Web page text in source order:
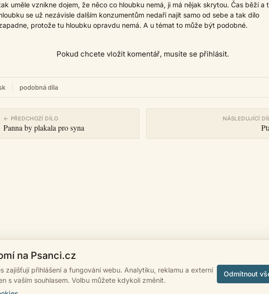
uměle vznikne dojem, že něco co hloubku nemá, ji má nějak skrytou. Čas běží a
se už nezávisle dalším konzumentům nedaří najít samo od sebe a tak dílo
protože tu hloubku opravdu nemá. A u témat to může být podobné.
Pokud chcete vložit komentář, musíte se přihlásit.
podobná díla
← PŘEDCHOZÍ DÍLO
Panna by plakala pro syna
NÁSLEDUJÍCÍ
na Psanci.cz
zajišťují přihlášení a fungování webu. Analytiku, reklamu a externí
s vaším souhlasem. Volbu můžete kdykoli změnit.
Odmítnout